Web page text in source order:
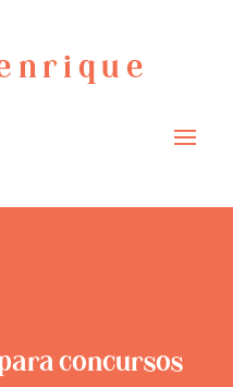
concursos